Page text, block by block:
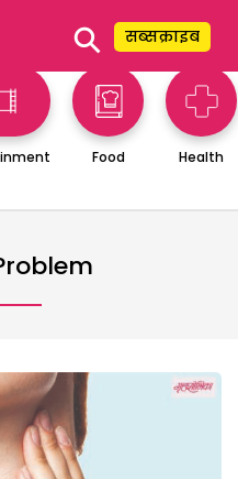
⚲ सब्सक्राइब
Food Health